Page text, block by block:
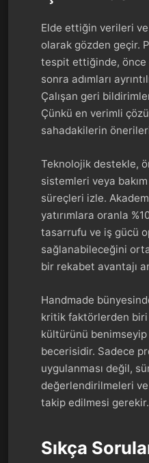
Elde ettiğin verileri
olarak gözden geçir.
tespit ettiğinde,
sonra adımları
Çalışan geri
Çünkü en verimli
sahadakilerin
Teknolojik destekle,
sistemleri veya
süreçleri izle.
yatırımlara oranla
tasarrufu ve iş gücü
sağlanabileceğini
bir rekabet avantajı
Handmade
kritik faktörlerden
kültürünü
becerisidir. Sadece
uygulanması değil,
değerlendirilmeleri
takip edilmesi gerekir.
Sıkça